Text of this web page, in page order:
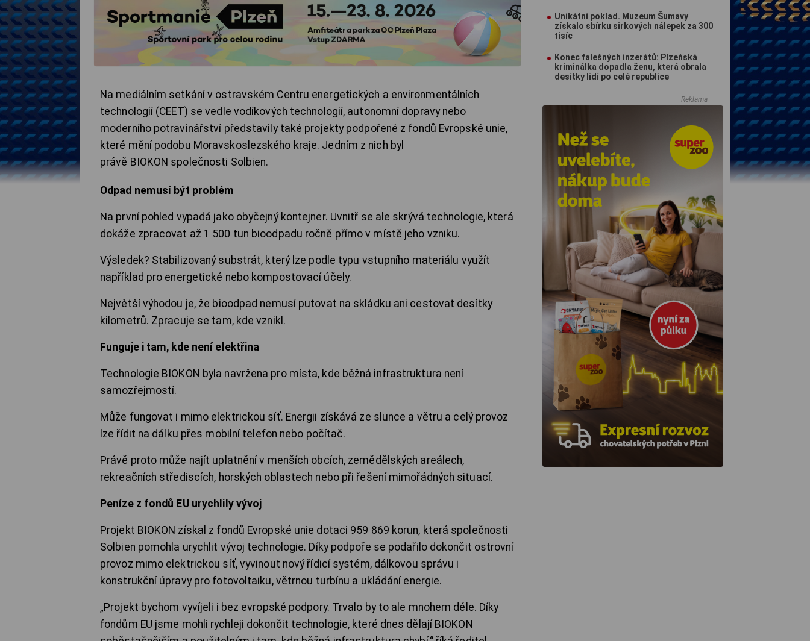
Na mediálním setkání v ostravském Centru energetických a environmentálních
technologií (CEET) se vedle vodíkových technologií, autonomní dopravy nebo
moderního potravinářství představily také projekty podpořené z fondů Evropské unie,
které mění podobu Moravskoslezského kraje. Jedním z nich byl
právě BIOKON společnosti Solbien.
Odpad nemusí být problém
Na první pohled vypadá jako obyčejný kontejner. Uvnitř se ale skrývá technologie, která
dokáže zpracovat až 1 500 tun bioodpadu ročně přímo v místě jeho vzniku.
Výsledek? Stabilizovaný substrát, který lze podle typu vstupního materiálu využít
například pro energetické nebo kompostovací účely.
Největší výhodou je, že bioodpad nemusí putovat na skládku ani cestovat desítky
kilometrů. Zpracuje se tam, kde vznikl.
Funguje i tam, kde není elektřina
Technologie BIOKON byla navržena pro místa, kde běžná infrastruktura není
samozřejmostí.
Může fungovat i mimo elektrickou síť. Energii získává ze slunce a větru a celý provoz
lze řídit na dálku přes mobilní telefon nebo počítač.
Právě proto může najít uplatnění v menších obcích, zemědělských areálech,
rekreačních střediscích, horských oblastech nebo při řešení mimořádných situací.
Peníze z fondů EU urychlily vývoj
Projekt BIOKON získal z fondů Evropské unie dotaci 959 869 korun, která společnosti
Solbien pomohla urychlit vývoj technologie. Díky podpoře se podařilo dokončit ostrovní
provoz mimo elektrickou síť, vyvinout nový řídicí systém, dálkovou správu i
konstrukční úpravy pro fotovoltaiku, větrnou turbínu a ukládání energie.
„Projekt bychom vyvíjeli i bez evropské podpory. Trvalo by to ale mnohem déle. Díky
fondům EU jsme mohli rychleji dokončit technologie, které dnes dělají BIOKON
Unikátní poklad. Muzeum Šumavy
získalo sbírku sirkových nálepek za 300
tisíc
Konec falešných inzerátů: Plzeňská
kriminálka dopadla ženu, která obrala
desítky lidí po celé republice
Reklama